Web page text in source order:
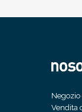
Vendita